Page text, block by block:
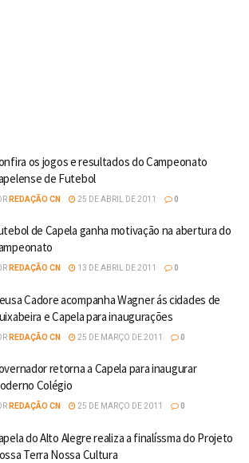
os jogos e resultados do Campeonato
de Futebol
REDAÇÃO CN 25 DE ABRIL DE 2011 0
de Capela ganha motivação na abertura do
REDAÇÃO CN 13 DE ABRIL DE 2011 0
Cadore acompanha Wagner ás cidades de
e Capela para inaugurações
REDAÇÃO CN 25 DE MARÇO DE 2011 0
retorna a Capela para inaugurar
Colégio
REDAÇÃO CN 25 DE MARÇO DE 2011 0
do Alto Alegre realiza a finalíssma do Projeto
Terra Nossa Cultura